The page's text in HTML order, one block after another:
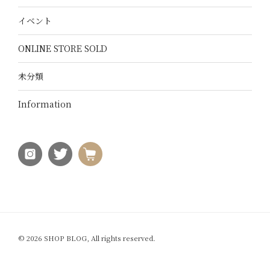
イベント
ONLINE STORE SOLD
未分類
Information
© 2026 SHOP BLOG, All rights reserved.